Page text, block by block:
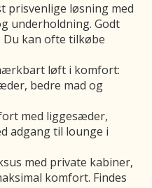
prisvenlige løsning med
underholdning. Godt
Du kan ofte tilkøbe
løft i komfort:
bedre mad og
med liggesæder,
adgang til lounge i
med private kabiner,
komfort. Findes